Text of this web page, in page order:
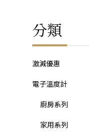
分類
激減優惠
電子溫度計
廚房系列
家用系列